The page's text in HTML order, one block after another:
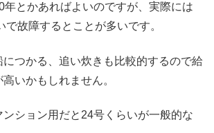
年とかあればよいのですが、実際には
で故障するとことが多いです。
つかる、追い炊きも比較的するので給
いかもしれません。
ション用だと24号くらいが一般的な